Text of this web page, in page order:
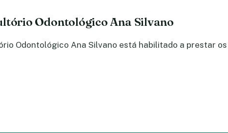
Odontológico Ana Silvano
Odontológico Ana Silvano está habilitado a prestar